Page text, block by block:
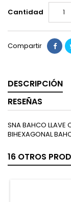
Cantidad
Compartir
DESCRIPCIÓN
RESEÑAS
SNA BAHCO LLAVE
BIHEXAGONAL
16 OTROS